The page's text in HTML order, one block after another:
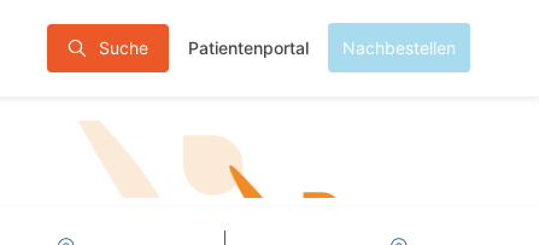
Suche Patientenportal Nachbestellen